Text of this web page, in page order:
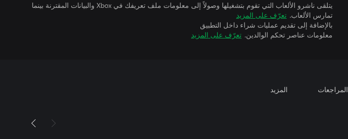
يتلقى ناشرو الألعاب التي تقوم بتشغيلها وصولاً إلى معلومات ملف تعريفك في Xbox والبيانات المقترنة بينما
تمارس الألعاب. تعرّف على المزيد
بالإضافة إلى تقديم عمليات شراء داخل التطبيق
معلومات عناصر تحكم الوالدين. تعرّف على المزيد
المراجعات المزيد